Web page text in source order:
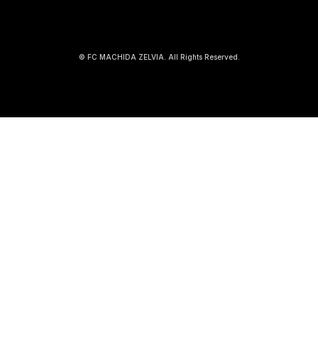
© FC MACHIDA ZELVIA. All Rights Reserved.